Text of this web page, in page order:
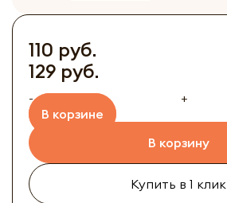
110 руб.
129 руб.
-
+
В корзине
В корзину
Купить в 1 клик